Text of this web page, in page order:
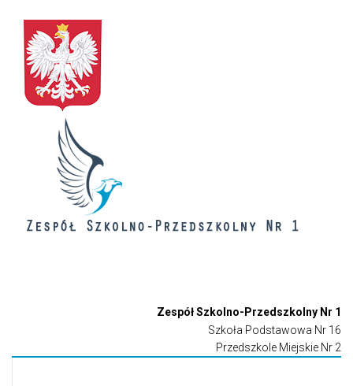
Zespół Szkolno-Przedszkolny Nr 1
Szkoła Podstawowa Nr 16
Przedszkole Miejskie Nr 2